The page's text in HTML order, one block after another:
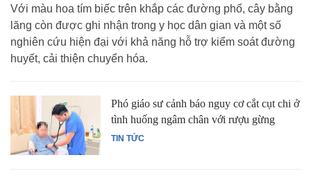
Với màu hoa tím biếc trên khắp các đường phố, cây bằng
lăng còn được ghi nhận trong y học dân gian và một số
nghiên cứu hiện đại với khả năng hỗ trợ kiểm soát đường
huyết, cải thiện chuyển hóa.
TIN TỨC
Phó giáo sư cảnh báo nguy cơ cắt cụt chi ở
tình huống ngâm chân với rượu gừng